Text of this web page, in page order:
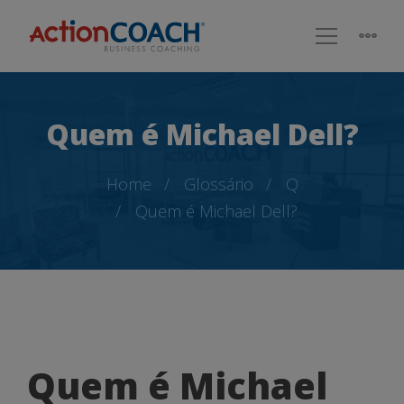
Quem é Michael Dell?
Home Glossário
Q
Quem é Michael Dell?
Quem
Quem é Michael